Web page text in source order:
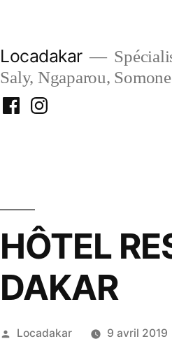
Locadakar
Saly, Ngaparou,
FacebookInstagram
HÔTEL
DAKAR
Publié
Locadakar 9 avril 2019